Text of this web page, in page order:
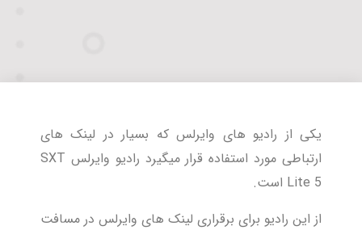
یکی از رادیو های وایرلس که بسیار در لینک های
ارتباطی مورد استفاده قرار میگیرد رادیو وایرلس SXT
Lite 5 است.
از این رادیو برای برقراری لینک های وایرلس در مسافت